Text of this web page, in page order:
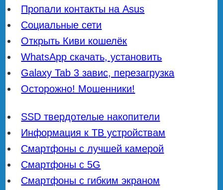
Пропали контакты на Asus
Социальные сети
Открыть Киви кошелёк
WhatsApp скачать, установить
Galaxy Tab 3 завис, перезагрузка
Осторожно! Мошенники!
SSD твердотелые накопители
Информация к ТВ устройствам
Смартфоны с лучшей камерой
Смартфоны с 5G
Смартфоны с гибким экраном